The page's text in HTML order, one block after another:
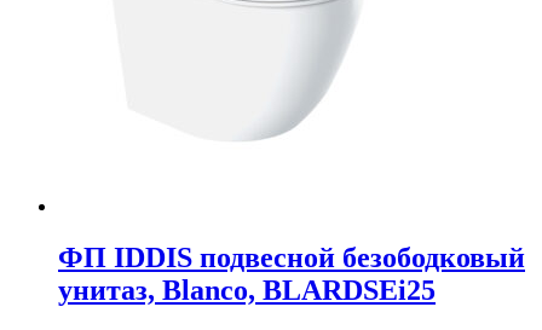
ФП IDDIS подвесной безободковый
унитаз, Blanco, BLARDSEi25